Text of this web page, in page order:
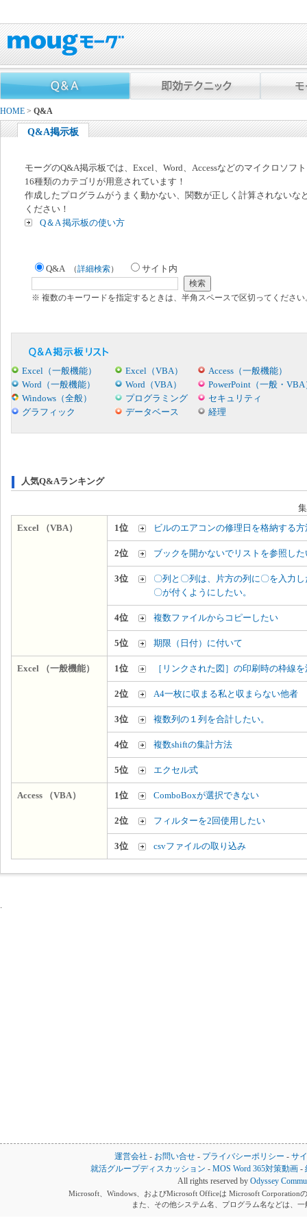
HOME > Q&A
Q&A掲示板
モーグのQ&A掲示板では、Excel、Word、Accessなどのマイクロソフ
16種類のカテゴリが用意されています！
作成したプログラムがうまく動かない、関数が正しく計算されないな
ください！
Q＆A 掲示板の使い方
Q&A （詳細検索） サイト内
※ 複数のキーワードを指定するときは、半角スペースで区切ってください
Excel（一般機能） Excel（VBA）
Access（一般機能）
Word（一般機能）
Word（VBA）
PowerPoint（一般・VBA
Windows（全般）
プログラミング
セキュリティ
グラフィック
データベース 経理
人気Q&Aランキング
Excel （VBA）
1位 ビルのエアコンの修理日を格納する方
2位 ブックを開かないでリストを参照した
3位
〇列と〇列は、片方の列に〇を入力
〇が付くようにしたい。
4位 複数ファイルからコピーしたい
5位 期限（日付）に付いて
Excel （一般機能） 1位 ［リンクされた図］の印刷時の枠線
2位 A4一枚に収まる私と収まらない他者
3位 複数列の１列を合計したい。
4位 複数shiftの集計方法
5位 エクセル式
Access （VBA） 1位 ComboBoxが選択できない
2位 フィルターを2回使用したい
3位 csvファイルの取り込み
運営会社 - お問い合せ - プライバシーポリシー - サ
就活グループディスカッション -MOS Word 365対策動画 -
All rights reserved by Odyssey
Microsoft、Windows、およびMicrosoft Officeは Microsoft Corporation
また、その他システム名、プログラム名などは、